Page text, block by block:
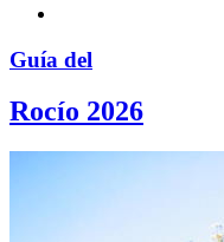
Guía del
Rocío 2026